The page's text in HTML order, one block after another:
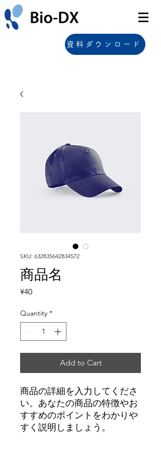
資料ダウンロード
SKU: 632835642834572
商品名
¥40Price
Quantity *
Add to Cart
商品の詳細を入力してくださ
い。あなたの商品の特徴やお
すすめのポイントをわかりや
すく説明しましょう。